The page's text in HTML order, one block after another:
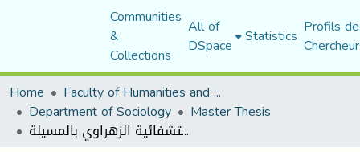
Communities
&
Collections
All of
DSpace Statistics Profils
Home
Faculty of Humanities and Social Sciences
Department of Sociology Master Thesis
القيم التنظيمية وعلاقتها بكفاءة الأداء دراسة ميدانية في المؤسسة الاستشفائية الزهراوي بالمسيلة